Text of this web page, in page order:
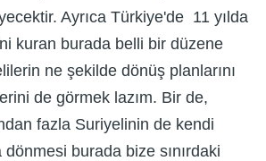
Ayrıca Türkiye'de 11 yılda
kuran burada belli bir düzene
ne şekilde dönüş planlarını
de görmek lazım. Bir de,
fazla Suriyelinin de kendi
burada bize sınırdaki